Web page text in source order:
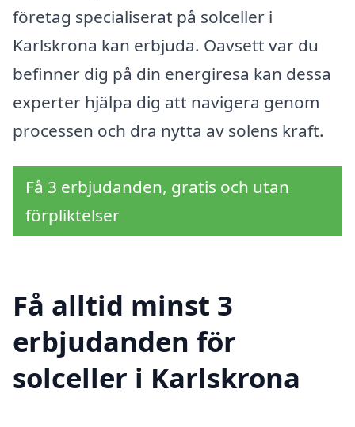
företag specialiserat på solceller i
Karlskrona kan erbjuda. Oavsett var du
befinner dig på din energiresa kan dessa
experter hjälpa dig att navigera genom
processen och dra nytta av solens kraft.
Få 3 erbjudanden, gratis och utan
förpliktelser
Få alltid minst 3
erbjudanden för
solceller i Karlskrona